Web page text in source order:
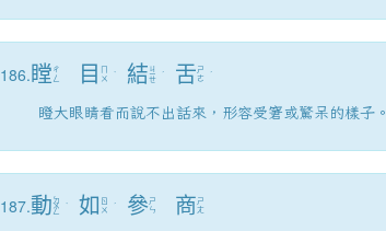
186.瞠 ㄔ
ㄥ
目
ㄨ
ˋ 結 ㄐ
ㄧ
ㄝ
ˊ 舌 ㄕ
ㄜ
ˊ
瞪大眼睛看而說不出話來，形容受窘或驚呆的樣子。
187.動 ㄉ
ㄨ
ㄥ
ˋ 如
ㄖ
ㄨ
ˊ 參 ㄕ
ㄣ
商 ㄕ
ㄤ